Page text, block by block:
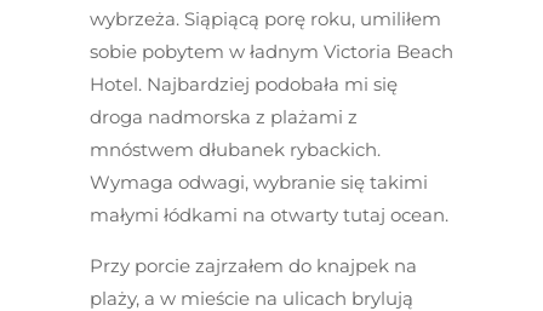
wybrzeża. Siąpiącą porę roku, umiliłem
sobie pobytem w ładnym Victoria Beach
Hotel. Najbardziej podobała mi się
droga nadmorska z plażami z
mnóstwem dłubanek rybackich.
Wymaga odwagi, wybranie się takimi
małymi łódkami na otwarty tutaj ocean.
Przy porcie zajrzałem do knajpek na
plaży, a w mieście na ulicach brylują